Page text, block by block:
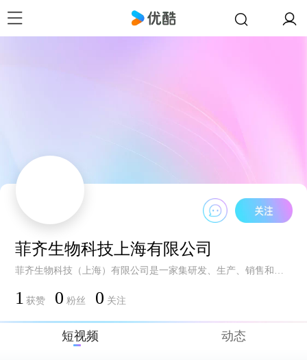
菲齐生物科技上海有限公司
菲齐生物科技（上海）有限公司是一家集研发、生产、销售和服务为一体的色谱产品厂商，公司与德国Dr.Maisch集团合作，专业提供大型制备色谱仪器系统、色谱填料、色谱柱等耗品。
1 获赞 0 粉丝 0 关注
短视频 动态